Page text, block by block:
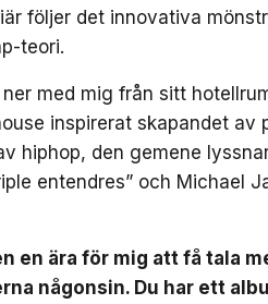
följer det innovativa
teori.
med mig från sitt
inspirerat skapandet
hiphop, den gemene
entendres” och Michael
en ära för mig att få tala
någonsin. Du har ett